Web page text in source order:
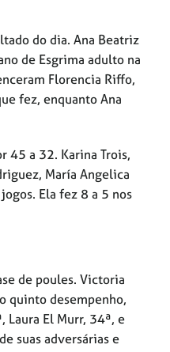
do dia. Ana Beatriz
de Esgrima adulto na
Florencia Riffo,
fez, enquanto Ana
45 a 32. Karina Trois,
María Angelica
Ela fez 8 a 5 nos
de poules. Victoria
quinto desempenho,
Laura El Murr, 34ª, e
suas adversárias e